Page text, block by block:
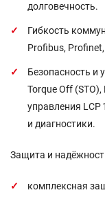
долговечность.
Гибкость
Profibus,
Безопасность и
Torque Off
управления
и диагностики.
Защита и
комплексная